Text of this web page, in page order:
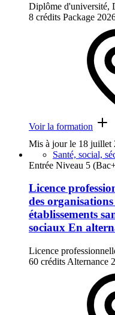
Diplôme d'université,
8 crédits Package
Voir la formation
Mis à jour le 18 juillet
Santé, social,
Entrée Niveau 5
Licence
des
établissements
sociaux En
Licence
60 crédits Alternance